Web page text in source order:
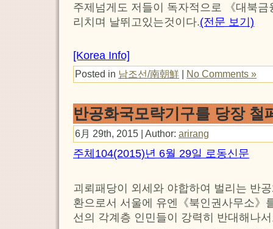
주제넘게도 저들이 독자적으로 《대북
리치며 날뛰고있는것이다.(전문 보기)
[Korea Info]
Posted in 남조선/南朝鮮 | No Comments »
반공화국모략기구를 당장 철
6月 29th, 2015 | Author: arirang
주체104(2015)년 6월 29일 로동신문
괴뢰패당이 외세와 야합하여 벌리는 반
환으로서 서울에 유엔《북인권사무소》
선의 각계층 인민들이 강력히 반대해나